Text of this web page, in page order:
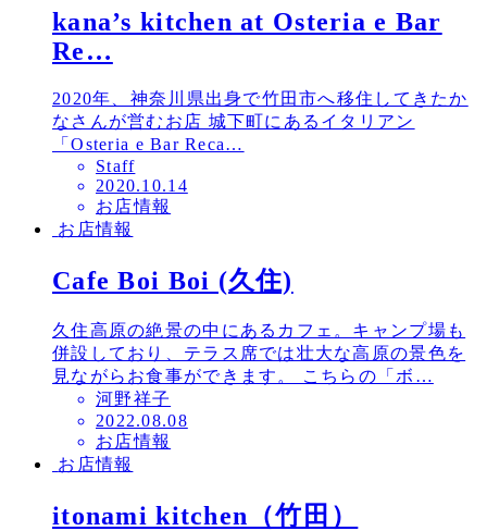
kana’s kitchen at Osteria e Bar
Re…
2020年、神奈川県出身で竹田市へ移住してきたか
なさんが営むお店 城下町にあるイタリアン
「Osteria e Bar Reca…
Staff
投
稿
日
2020.10.14
お店情報
お店情報
Cafe Boi Boi (久住)
久住高原の絶景の中にあるカフェ。キャンプ場も
併設しており、テラス席では壮大な高原の景色を
見ながらお食事ができます。 こちらの「ボ…
河野祥子
投
稿
日
2022.08.08
お店情報
お店情報
itonami kitchen（竹田）